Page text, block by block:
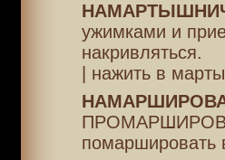
ужимками и
накривляться.
| нажить в
помаршировать